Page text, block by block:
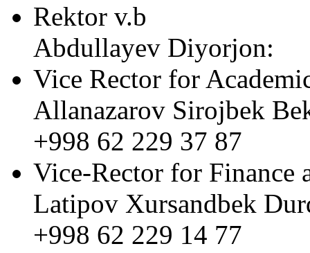
Rektor v.b
Abdullayev Diyorjon:
Vice Rector for
Allanazarov Sirojbek
+998 62 229 37 87
Vice-Rector for Finance
Latipov Xursandbek
+998 62 229 14 77